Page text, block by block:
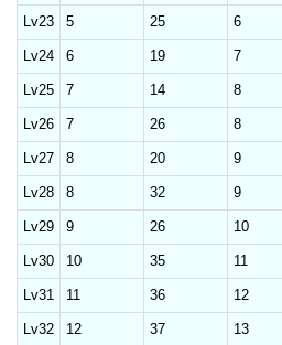
Lv23 5 25 6
Lv24 6 19 7
Lv25 7 14 8
Lv26 7 26 8
Lv27 8 20 9
Lv28 8 32 9
Lv29 9 26 10
Lv30 10 35 11
Lv31 11 36 12
Lv32 12 37 13